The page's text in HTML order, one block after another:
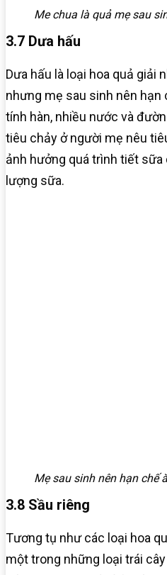
Me chua là quả mẹ sau
3.7 Dưa hấu
Dưa hấu là loại hoa quả giải
nhưng mẹ sau sinh nên hạn
tính hàn, nhiều nước và
tiêu chảy ở người mẹ nêu
ảnh hưởng quá trình tiết
lượng sữa.
Mẹ sau sinh nên hạn chế
3.8 Sầu riêng
Tương tụ như các loại hoa
một trong những loại trái